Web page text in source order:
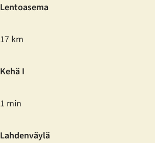
Lentoasema
17 km
Kehä I
1 min
Lahdenväylä